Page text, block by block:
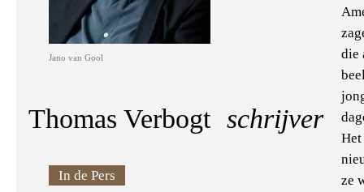
Jano van Gool
Thomas Verbogt schrijver
In de Pers
die
ze